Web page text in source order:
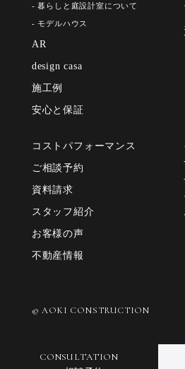
- 暮らしと庭設計室について
- モデルハウス
AR
design casa
施工例
安心と保証
コストパフォーマンス
ご相談予約
資料請求
スタッフ紹介
お客様の声
不動産情報
© AOKI CONSTRUCTION
CONSULTATION